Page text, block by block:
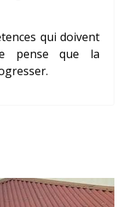
qui doivent
pense que la